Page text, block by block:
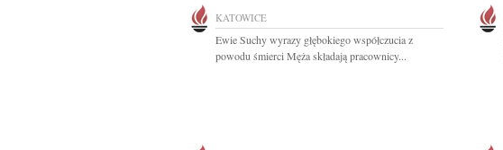
KATOWICE
Ewie Suchy wyrazy głębokiego współczucia z
powodu śmierci Męża składają pracownicy...